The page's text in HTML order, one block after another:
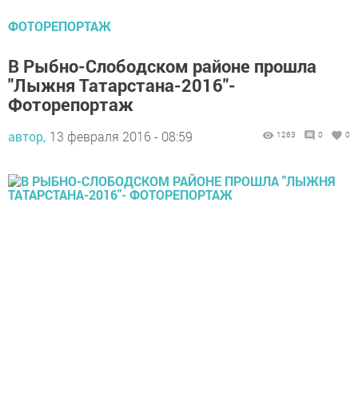
ФОТОРЕПОРТАЖ
В Рыбно-Слободском районе прошла
"Лыжня Татарстана-2016"-
Фоторепортаж
автор, 13 февраля 2016 - 08:59 1263 0 0